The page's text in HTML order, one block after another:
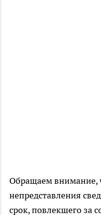
Обращаем внимание,
непредставления
срок, повлекшего за